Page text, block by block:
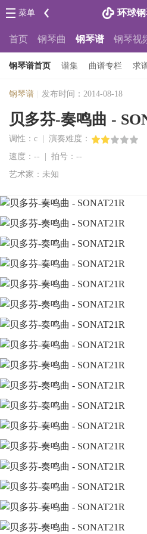
环球钢
菜单
首页 钢琴曲 钢琴谱 钢琴视
钢琴谱首页 谱集 曲谱专栏 求
钢琴谱 发布时间：2014-08-18
贝多芬-奏鸣曲 -
调性：c | 演奏难度：
速度：-- | 拍号：--
艺术家：未知